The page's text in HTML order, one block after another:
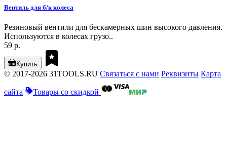
Вентиль для б/к колеса
Резиновый вентили для бескамерных шин высокого давления.
Используются в колесах грузо..
59 р.
Купить
© 2017-2026 31TOOLS.RU Связаться с нами Реквизиты Карта
сайта Товары со скидкой